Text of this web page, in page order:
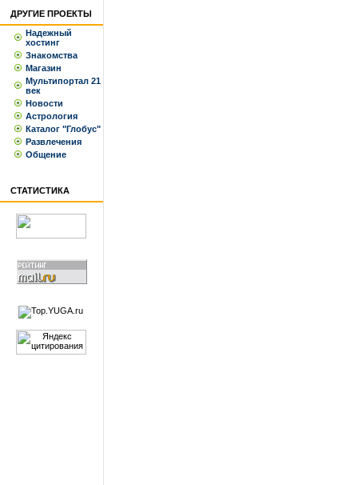
ДРУГИЕ ПРОЕКТЫ
Надежный
хостинг
Знакомства
Магазин
Мультипортал 21
век
Новости
Астрология
Каталог "Глобус"
Развлечения
Общение
СТАТИСТИКА